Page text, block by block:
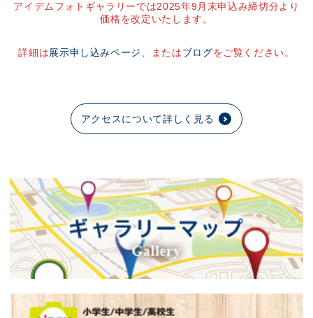
アイデムフォトギャラリーでは2025年9月末申込み締切分より
価格を改定いたします。
詳細は展示申し込みページ、またはブログをご覧ください。
アクセスについて詳しく見る